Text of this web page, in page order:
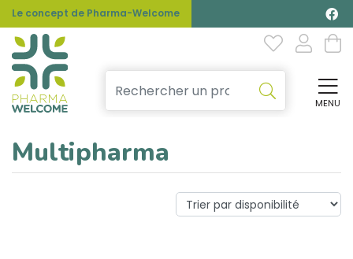
Le concept de Pharma-Welcome
MENU
Multipharma